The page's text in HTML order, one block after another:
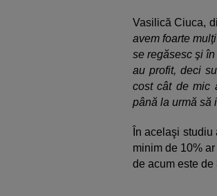
Vasilică Ciuca,
avem foarte
se regăsesc şi
au profit, deci
cost cât de mic
până la urmă să
În acelaşi
minim de 10%
de acum este de